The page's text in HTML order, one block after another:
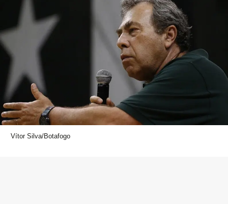
Vítor Silva/Botafogo